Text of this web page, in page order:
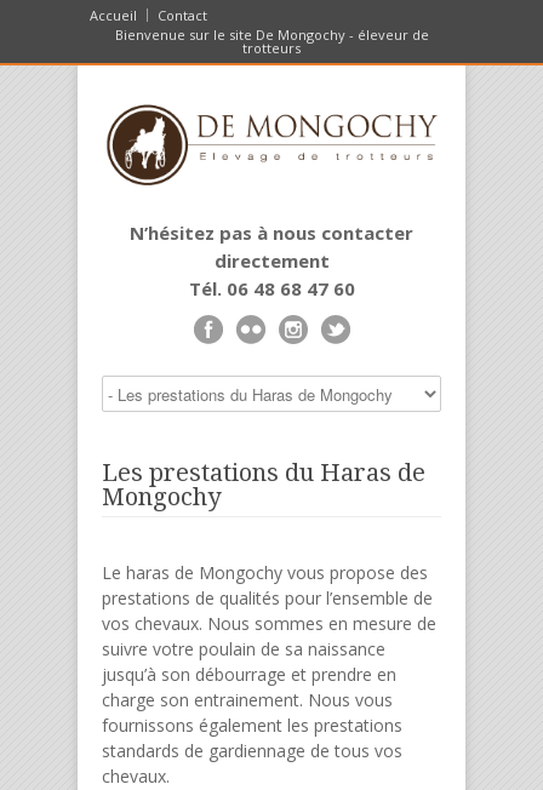
Accueil
Contact
Bienvenue sur le site De Mongochy - éleveur de
trotteurs
N’hésitez pas à nous contacter
directement
Tél. 06 48 68 47 60
Les prestations du Haras de
Mongochy
Le haras de Mongochy vous propose des
prestations de qualités pour l’ensemble de
vos chevaux. Nous sommes en mesure de
suivre votre poulain de sa naissance
jusqu’à son débourrage et prendre en
charge son entrainement. Nous vous
fournissons également les prestations
standards de gardiennage de tous vos
chevaux.